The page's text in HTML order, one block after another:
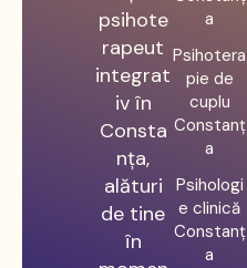
psihote
rapeut
integrat
iv în
Consta
nța,
alături
de tine
în
a
Psihotera
pie de
cuplu
Constanț
a
Psihologi
e clinică
Constanț
a